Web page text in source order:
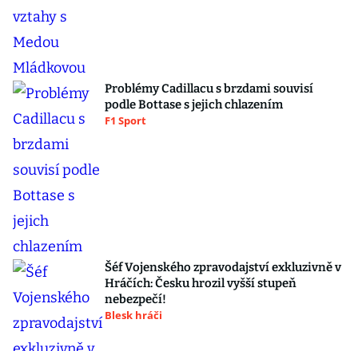
Problémy Cadillacu s brzdami souvisí
podle Bottase s jejich chlazením
F1 Sport
Šéf Vojenského zpravodajství exkluzivně v
Hráčích: Česku hrozil vyšší stupeň
nebezpečí!
Blesk hráči